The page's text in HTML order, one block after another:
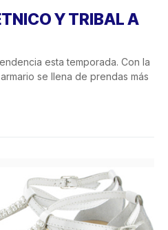
Y TRIBAL A
esta temporada. Con la
se llena de prendas más